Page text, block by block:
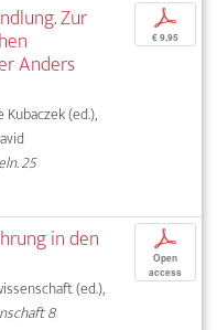
Zur
Anders
(ed.),
25
p
€ 9,95
in den
(ed.),
8
p
Open
access